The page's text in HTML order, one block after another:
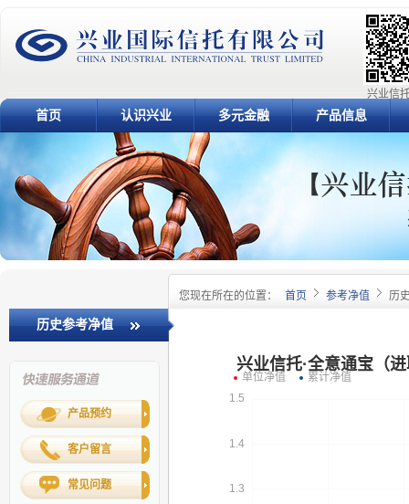
兴业信
首页 认识兴业 多元金融 产品信息
您现在所在的位置： 首页 参考净值 历
历史参考净值
产品预约
客户留言
常见问题